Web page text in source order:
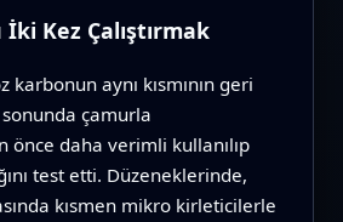
Kez Çalıştırmak
karbonun aynı kısmının geri
çamurla
önce daha verimli kullanılıp
test etti. Düzeneklerinde,
kısmen mikro kirleticilerle